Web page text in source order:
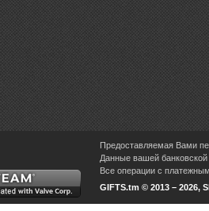
Предоставляемая Вами
Данные вашей
Все операции с
GIFTS.tm © 2013 – 2026,